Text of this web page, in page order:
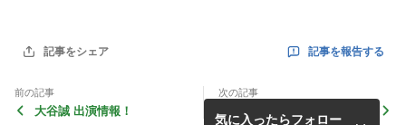
記事をシェア 記事を報告する
前の記事
大谷誠 出演情報！
次の記事
采良 出演 パナソニック「LU
気に入ったらフォロー